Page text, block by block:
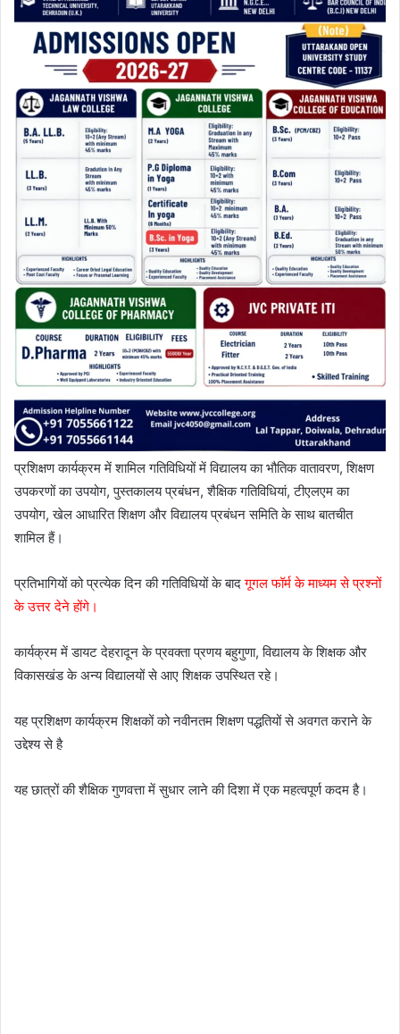
प्रशिक्षण कार्यक्रम में शामिल गतिविधियों में विद्यालय का भौतिक वातावरण, शिक्षण
उपकरणों का उपयोग, पुस्तकालय प्रबंधन, शैक्षिक गतिविधियां, टीएलएम का
उपयोग, खेल आधारित शिक्षण और विद्यालय प्रबंधन समिति के साथ बातचीत
शामिल हैं।
प्रतिभागियों को प्रत्येक दिन की गतिविधियों के बादगूगल फॉर्म के माध्यम से प्रश्नों
के उत्तर देने होंगे।
कार्यक्रम में डायट देहरादून के प्रवक्ता प्रणय बहुगुणा, विद्यालय के शिक्षक और
विकासखंड के अन्य विद्यालयों से आए शिक्षक उपस्थित रहे।
यह प्रशिक्षण कार्यक्रम शिक्षकों को नवीनतम शिक्षण पद्धतियों से अवगत कराने के
उद्देश्य से है
यह छात्रों की शैक्षिक गुणवत्ता में सुधार लाने की दिशा में एक महत्वपूर्ण कदम है।